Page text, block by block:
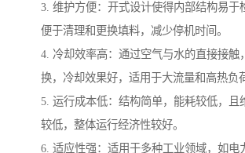
3. 维护方便：开式设计使得内部结构易于
便于清理和更换填料，减少停机时间。
4. 冷却效率高：通过空气与水的直接接触
换，冷却效果好，适用于大流量和高热负
5. 运行成本低：结构简单，能耗较低，且
较低，整体运行经济性较好。
6. 适应性强：适用于多种工业领域，如电